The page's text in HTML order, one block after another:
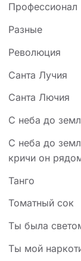
Профессионал
Разные
Революция
Санта Лучия
Санта Лючия
С неба до
С неба до
кричи он
Танго
Томатный сок
Ты была
Ты мой